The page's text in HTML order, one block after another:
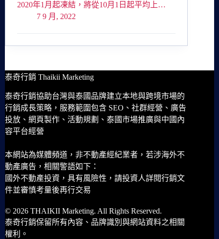
2020年1月起凍結，將從10月1日起平均上…
7 9 月, 2022
泰奇行銷 Thaikii Marketing
泰奇行銷協助台灣與泰國品牌建立本地與跨境市場的
行銷成長策略，服務範圍包含 SEO、社群經營、廣告
投放、網頁製作、活動規劃、泰國市場推廣與中國內
容平台經營
本網站為媒體頻道，非不動產經紀業者，若涉海外不
動產廣告，相關警語如下：
國外不動產投資，具有風險性，請投資人詳閱行銷文
件並審慎考量後再行交易
© 2026 THAIKII Marketing. All Rights Reserved.
泰奇行銷保留所有內容、品牌識別與網站資料之相關
權利。